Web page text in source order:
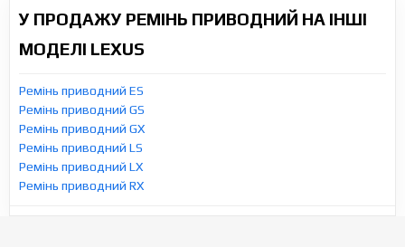
У ПРОДАЖУ РЕМІНЬ ПРИВОДНИЙ НА ІНШІ
МОДЕЛІ LEXUS
Ремінь приводний ES
Ремінь приводний GS
Ремінь приводний GX
Ремінь приводний LS
Ремінь приводний LX
Ремінь приводний RX